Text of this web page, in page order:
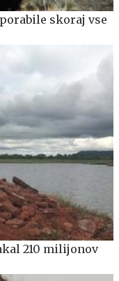
skoraj vse
210 milijonov